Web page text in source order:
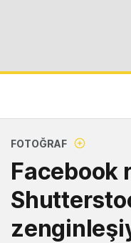
FOTOĞRAF
Facebook